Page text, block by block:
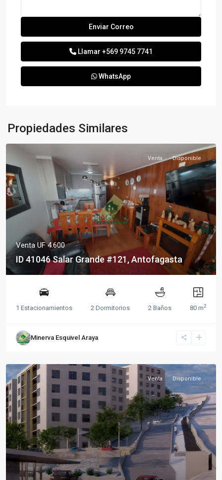
Llamar +569 9745 7741
WhatsApp
Propiedades Similares
Venta Disponible
Venta UF 4.600
ID 41046 Salar Grande #121, Antofagasta
1 Estacionamientos 2 Dormitorios 2 Baños 80 m2
Minerva Esquivel Araya
Venta Disponible